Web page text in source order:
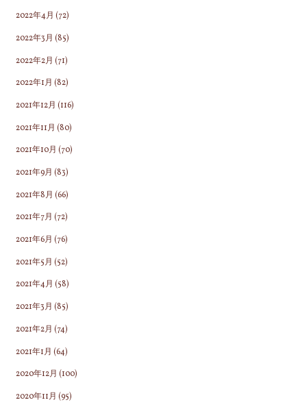
2022年4月 (72)
2022年3月 (85)
2022年2月 (71)
2022年1月 (82)
2021年12月 (116)
2021年11月 (80)
2021年10月 (70)
2021年9月 (83)
2021年8月 (66)
2021年7月 (72)
2021年6月 (76)
2021年5月 (52)
2021年4月 (58)
2021年3月 (85)
2021年2月 (74)
2021年1月 (64)
2020年12月 (100)
2020年11月 (95)